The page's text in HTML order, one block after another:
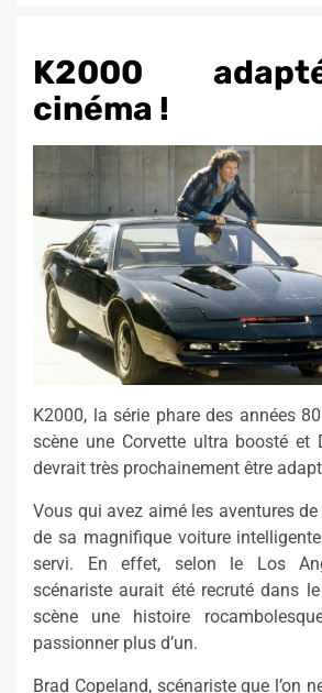
K2000
cinéma !
K2000, la série phare des années
scène une Corvette ultra boosté et
devrait très prochainement être
Vous qui avez aimé les aventures
de sa magnifique voiture
servi. En effet, selon le Los
scénariste aurait été recruté dans
scène une histoire
passionner plus d’un.
Brad Copeland, scénariste que l’on